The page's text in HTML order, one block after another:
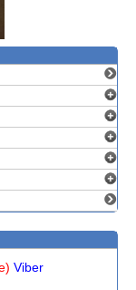
Viber